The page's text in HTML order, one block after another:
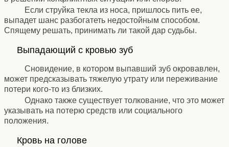
Если струйка текла из носа, пришлось пить ее,
выпадет шанс разбогатеть недостойным способом.
Спящему решать, принимать ли такой дар судьбы.
Выпадающий с кровью зуб
Сновидение, в котором выпавший зуб окровавлен,
может предсказывать тяжелую утрату или переживание
потери кого-то из близких.
Однако также существует толкование, что это может
указывать на потерю средств или социального
положения.
Кровь на голове